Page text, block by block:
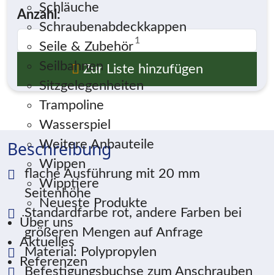
Schläuche
Schraubenabdeckkappen
Seile & Zubehör
Seilbahnen
Sitzgelegenheiten
Trampoline
Wasserspiel
Weitere Anbauteile
Wippen
Wipptiere
Neueste Produkte
Über uns
Aktuelles
Referenzen
Anzahl:
Zur Liste hinzufügen
Beschreibung
flache Ausführung mit 20 mm
Seitenhöhe
Standardfarbe rot, andere Farben bei
größeren Mengen auf Anfrage
Material: Polypropylen
Befestigungsbuchse zum Anschrauben